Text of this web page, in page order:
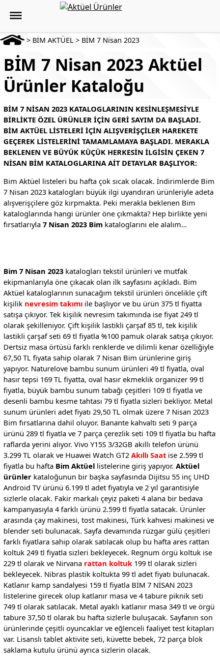
> BİM AKTÜEL > BİM 7 Nisan 2023
BİM 7 Nisan 2023 Aktüel
Ürünler Kataloğu
BİM 7 NISAN 2023 KATALOGLARININ KESINLEŞMESIYLE
BIRLIKTE ÖZEL ÜRÜNLER IÇIN GERI SAYIM DA BAŞLADI.
BIM AKTÜEL LISTELERI IÇIN ALIŞVERIŞÇILER HAREKETE
GEÇEREK LISTELERINI TAMAMLAMAYA BAŞLADI. MERAKLA
BEKLENEN VE BÜYÜK KÜÇÜK HERKESIN ILGISIN ÇEKEN 7
NISAN BIM KATALOGLARINA AIT DETAYLAR BAŞLIYOR:
Bim Aktüel listeleri bu hafta çok sıcak olacak. İndirimlerde Bim
7 Nisan 2023 katalogları büyük ilgi uyandıran ürünleriyle adeta
alışverişçilere göz kırpmakta. Peki merakla beklenen Bim
kataloglarında hangi ürünler öne çıkmakta? Hep birlikte yeni
fırsatlarıyla 7 Nisan 2023 Bimkataloglarını ele alalım…
Bim 7 Nisan 2023katalogları tekstil ürünleri ve mutfak
ekipmanlarıyla öne çıkacak olan ilk sayfasını açıkladı. Bim
Aktüel kataloglarının sunacağım tekstil ürünleri öncelikle çift
kişilik nevresim takımı ile başlıyor ve bu ürün 375 tl fiyatta
satışa çıkıyor. Tek kişilik nevresim takımında ise fiyat 249 tl
olarak şekilleniyor. Çift kişilik lastikli çarşaf 85 tl, tek kişilik
lastikli çarşaf seti 69 tl fiyatla %100 pamuk olarak satışa çıkıyor.
Dertsiz masa örtüsü farklı renklerde ve dilimli kenar özelliğiyle
67,50 TL fiyata sahip olarak 7 Nisan Bim ürünlerine giriş
yapıyor. Naturelove bambu sunum ürünleri 49 tl fiyatla, oval
hasır tepsi 169 TL fiyatta, oval hasır ekmeklik organizer 99 tl
fiyatla, büyük bambu sunum tabağı çeşitleri 109 tl fiyatla ve
desenli bambu kesme tahtası 79 tl fiyatla sizleri bekliyor. Metal
sunum ürünleri adet fiyatı 29,50 TL olmak üzere 7 Nisan 2023
Bim fırsatlarına dahil oluyor. Banante kahvaltı seti 9 parça
ürünü 289 tl fiyatla ve 7 parça çerezlik seti 109 tl fiyatla bu hafta
raflarda yerini alıyor. Vivo Y15S 3/32GB akıllı telefon ürünü
3.299 TL olarak ve Huawei Watch GT2 Akıllı Saat ise 2.599 tl
fiyatla bu hafta Bim Aktüellistelerine giriş yapıyor. Aktüel
ürünlerkataloğunun bir başka sayfasında Dijitsu 55 inç UHD
Android TV ürünü 6.199 tl adet fiyatıyla ve 2 yıl garantisiyle
sizlerle olacak. Fakir markalı çeyiz paketi 4 alana bir bedava
kampanyasıyla 4 farklı ürünü 2.599 tl fiyatla satacak. Ürünler
arasında çay makinesi, tost makinesi, Türk kahvesi makinesi ve
blender seti bulunacak. Sayfa devamında rüzgar gülü çeşitleri
farklı fiyatlara sahip olarak satılacak olup bu hafta ares rattan
koltuk 249 tl fiyatla sizleri bekleyecek. Regnum örgü koltuk ise
229 tl olarak ve Nirvana rattan koltuk199 tl olarak sizleri
bekleyecek. Nibras plastik koltukta 99 tl adet fiyatı bulunacak.
Katlanır kamp sandalyesi 159 tl fiyatla BİM 7 NİSAN 2023
listelerine girecek olup katlanır masa ve 4 tabure piknik seti
749 tl olarak satılacak. Metal ayaklı katlanır masa 349 tl ve örgü
tabure 37,50 tl olarak bu hafta sizlerle buluşacak. Sayfanın son
ürünlerinde çeşitli oyuncaklar ve eğlenceli faaliyet test kitapları
var. Lisanslı tablet aktivite seti, küvette bebek, 72 parça blok
saklama kutulu ürünü ayrıca sizlerin olacak.